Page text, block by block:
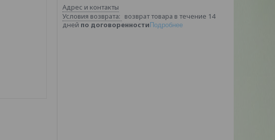
Адрес и контакты
возврат товара в течение 14
дней по договоренности Подробнее